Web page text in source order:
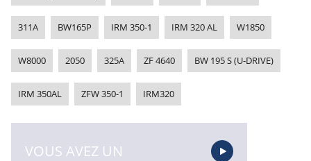
311A BW165P IRM 350-1 IRM 320 AL W1850
W8000 2050 325A ZF 4640 BW 195 S (U-DRIVE)
IRM 350AL ZFW 350-1 IRM320
VOUS AVEZ UN